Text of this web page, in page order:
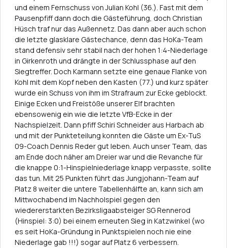
und einem Fernschuss von Julian Kohl (36.). Fast mit dem
Pausenpfiff dann doch die Gästeführung, doch Christian
Hüsch traf nur das Außennetz. Das dann aber auch schon
die letzte glasklare Gästechance, denn das HoKa-Team
stand defensiv sehr stabil nach der hohen 1:4-Niederlage
in Girkenroth und drängte in der Schlussphase auf den
Siegtreffer. Doch Karmann setzte eine genaue Flanke von
Kohl mit dem Kopf neben den Kasten (77.) und kurz später
wurde ein Schuss von ihm im Strafraum zur Ecke geblockt.
Einige Ecken und Freistöße unserer Elf brachten
ebensowenig ein wie die letzte VfB-Ecke in der
Nachspielzeit. Dann pfiff Schiri Schneider aus Harbach ab
und mit der Punkteteilung konnten die Gäste um Ex-TuS
09-Coach Dennis Reder gut leben. Auch unser Team, das
am Ende doch näher am Dreier war und die Revanche für
die knappe 0:1-Hinspielniederlage knapp verpasste, sollte
das tun. Mit 25 Punkten führt das Jungjohann-Team auf
Platz 8 weiter die untere Tabellenhälfte an, kann sich am
Mittwochabend im Nachholspiel gegen den
wiedererstarkten Bezirksligaabsteiger SG Rennerod
(Hinspiel: 3:0) bei einem erneuten Sieg in Katzwinkel (wo
es seit HoKa-Gründung in Punktspielen noch nie eine
Niederlage gab !!!) sogar auf Platz 6 verbessern.